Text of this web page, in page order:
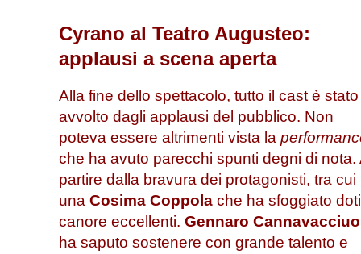
Cyrano al Teatro Augusteo:
applausi a scena aperta
Alla fine dello spettacolo, tutto il cast è stato
avvolto dagli applausi del pubblico. Non
poteva essere altrimenti vista la
che ha avuto parecchi spunti degni di nota.
partire dalla bravura dei protagonisti, tra cui
una Cosima Coppola che ha sfoggiato doti
canore eccellenti. Gennaro
ha saputo sostenere con grande talento e